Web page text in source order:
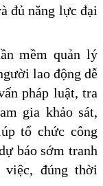
đủ năng lực đại
mềm quản lý
lao động dễ
pháp luật, tra
gia khảo sát,
tổ chức công
báo sớm tranh
việc, đúng thời